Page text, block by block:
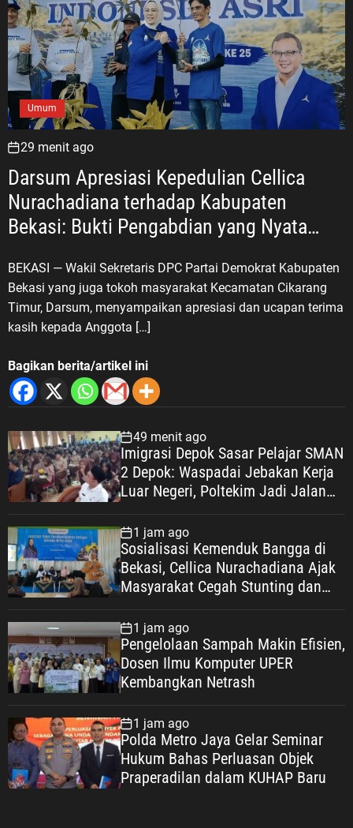
Umum
29 menit ago
Darsum Apresiasi Kepedulian Cellica
Nurachadiana terhadap Kabupaten
Bekasi: Bukti Pengabdian yang Nyata
BEKASI — Wakil Sekretaris DPC Partai Demokrat Kabupaten
Bekasi yang juga tokoh masyarakat Kecamatan Cikarang
Timur, Darsum, menyampaikan apresiasi dan ucapan terima
kasih kepada Anggota […]
Bagikan berita/artikel ini
49 menit ago
Imigrasi Depok Sasar Pelajar SMAN
2 Depok: Waspadai Jebakan Kerja
Luar Negeri, Poltekim Jadi Jalan
1 jam ago
Sosialisasi Kemenduk Bangga di
Bekasi, Cellica Nurachadiana Ajak
Masyarakat Cegah Stunting dan
1 jam ago
Pengelolaan Sampah Makin Efisien,
Dosen Ilmu Komputer UPER
Kembangkan Netrash
1 jam ago
Polda Metro Jaya Gelar Seminar
Hukum Bahas Perluasan Objek
Praperadilan dalam KUHAP Baru